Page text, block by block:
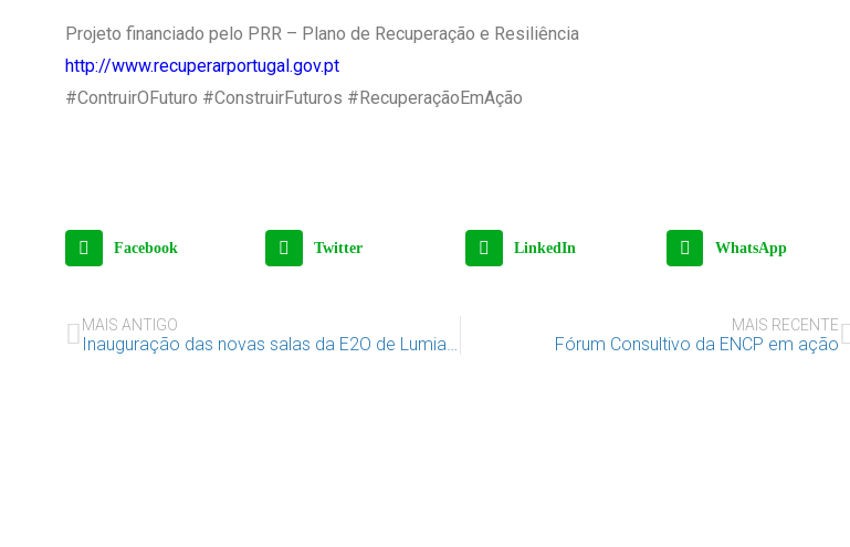
Projeto financiado pelo PRR – Plano de Recuperação e Resiliência
http://www.recuperarportugal.gov.pt
#ContruirOFuturo #ConstruirFuturos #RecuperaçãoEmAção
Facebook Twitter LinkedIn WhatsApp
MAIS ANTIGO
Inauguração das novas salas da E2O de Lumiar e Santa Clara
MAIS RECENTE
Fórum Consultivo da ENCP em ação